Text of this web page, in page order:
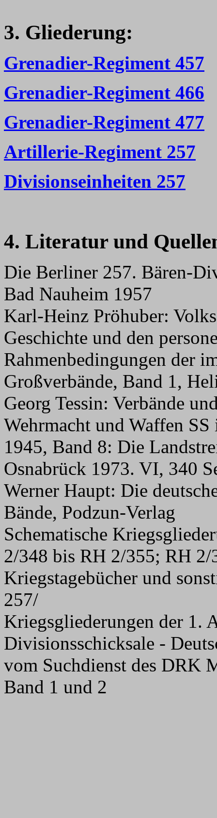
3. Gliederung:
Grenadier-Regiment 457
Grenadier-Regiment 466
Grenadier-Regiment 477
Artillerie-Regiment 257
Divisionseinheiten 257
4. Literatur und
Die Berliner 257. Bären-
Bad Nauheim 1957
Karl-Heinz Pröhuber:
Geschichte und den
Rahmenbedingungen der
Großverbände, Band 1,
Georg Tessin: Verbände
Wehrmacht und Waffen
1945, Band 8: Die
Osnabrück 1973. VI, 340
Werner Haupt: Die
Bände, Podzun-Verlag
Schematische
2/348 bis RH 2/355; RH
Kriegstagebücher und
257/
Kriegsgliederungen der 1.
Divisionsschicksale -
vom Suchdienst des DRK
Band 1 und 2